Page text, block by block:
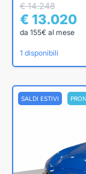
€ 14.248
€ 13.020
da 155€ al mese
1 disponibili
SALDI ESTIVI